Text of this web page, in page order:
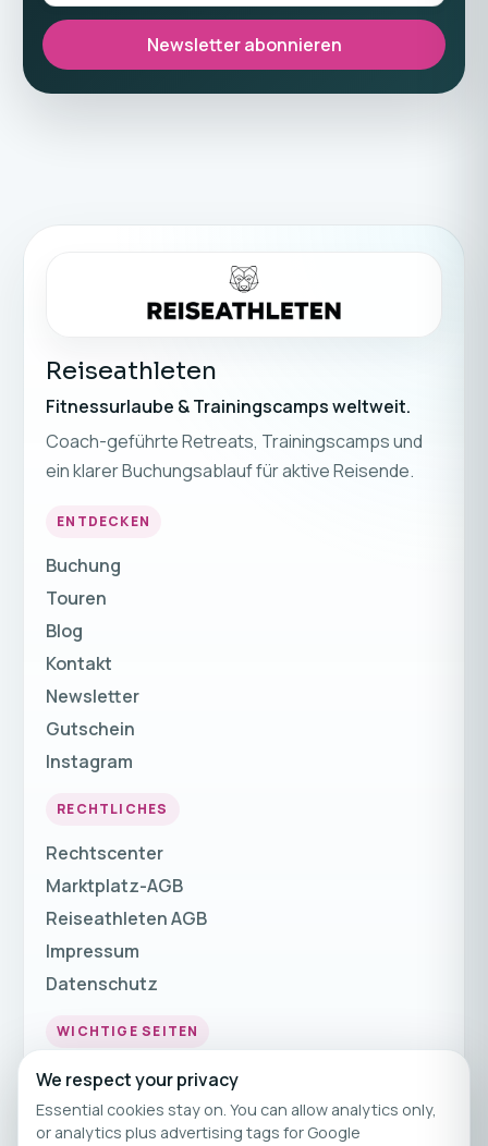
Newsletter abonnieren
Reiseathleten
Fitnessurlaube & Trainingscamps weltweit.
Coach-geführte Retreats, Trainingscamps und
ein klarer Buchungsablauf für aktive Reisende.
ENTDECKEN
Buchung
Touren
Blog
Kontakt
Newsletter
Gutschein
Instagram
RECHTLICHES
Rechtscenter
Marktplatz-AGB
Reiseathleten AGB
Impressum
Datenschutz
WICHTIGE SEITEN
Fitnessurlaub
Fitness Urlaub
Fitnessreisen
We respect your privacy
Essential cookies stay on. You can allow analytics only,
or analytics plus advertising tags for Google